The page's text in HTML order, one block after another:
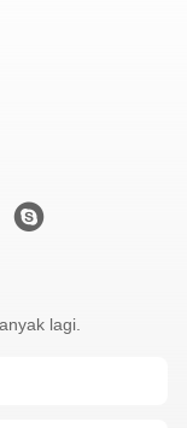
lagi.